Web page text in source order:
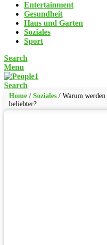
Entertainment
Gesundheit
Haus und Garten
Soziales
Sport
Search
Menu
Search
Home / Soziales / Warum
beliebter?